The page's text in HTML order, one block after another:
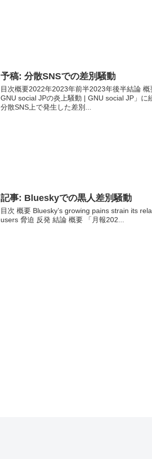
予稿: 分散SNSでの差別騒動
目次概要2022年2023年前半2023年後半結論
GNU social JPの炎上騒動 | GNU social JP」に
分散SNS上で発生した差別...
記事: Blueskyでの黒人差別騒動
目次 概要 Bluesky’s growing pains strain its
users 脅迫 反発 結論 概要 「月報202...